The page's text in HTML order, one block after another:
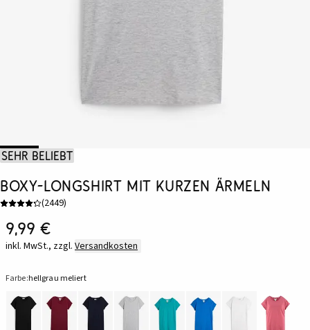
Sehr beliebt
Boxy-Longshirt mit kurzen Ärmeln
(2449)
9,99 €
inkl. MwSt., zzgl. Versandkosten
Farbe:hellgrau meliert